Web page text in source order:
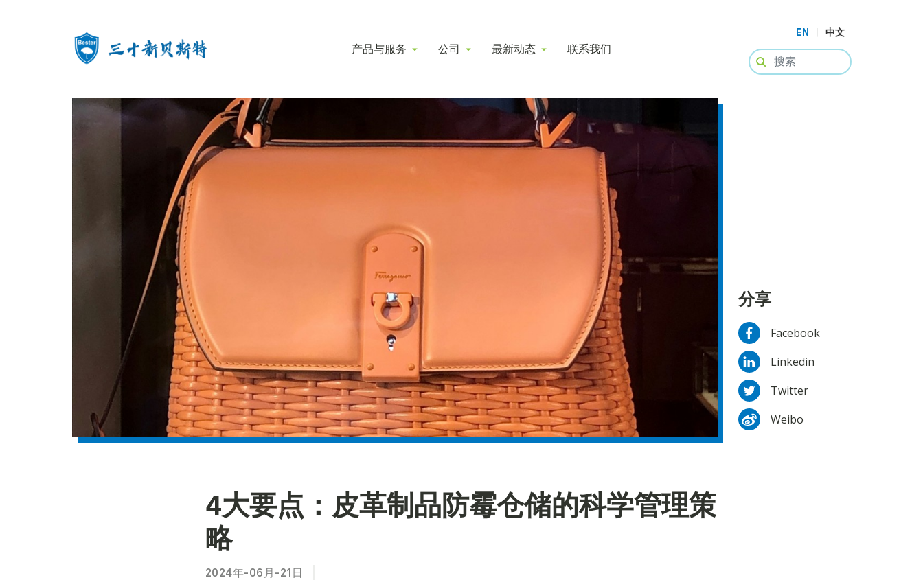
产品与服务 公司 最新动态 联系我们
EN 中文
分享
Facebook
Linkedin
Twitter
Weibo
4大要点：皮革制品防霉仓储的科学管理策
略
2024年-06月-21日